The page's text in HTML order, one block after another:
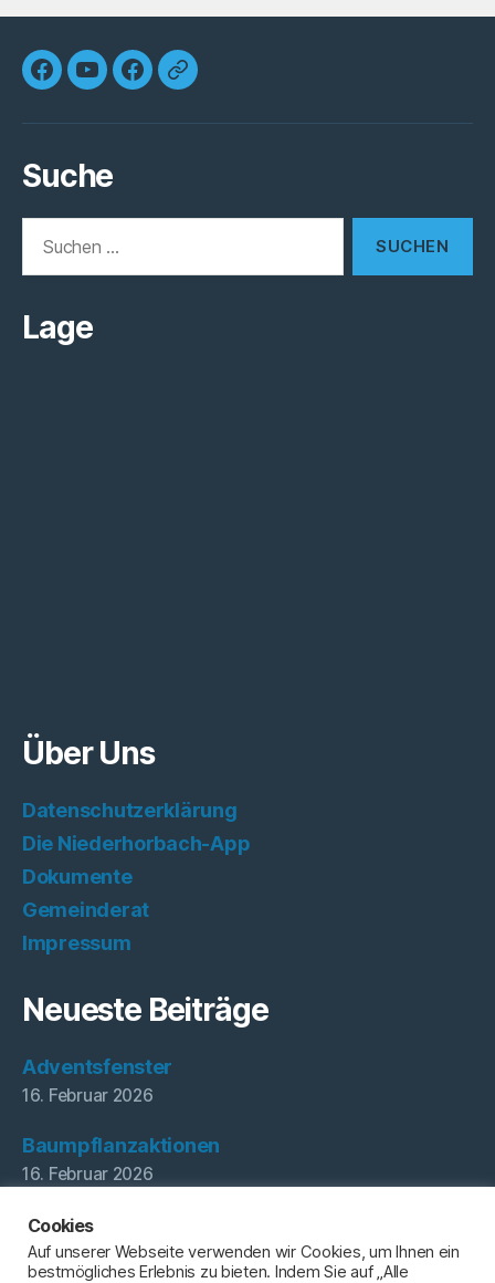
Horbacher
Die
Die
Unsere
Suche
nach:
Lage
Über Uns
Datenschutzerklärung
Die Niederhorbach-App
Dokumente
Gemeinderat
Impressum
Neueste Beiträge
Adventsfenster
16. Februar 2026
Baumpflanzaktionen
16. Februar 2026
Gemeinschaftsaktionen
16. Februar 2026
Cookies
Auf unserer Webseite verwenden wir Cookies, um Ihnen ein
bestmögliches Erlebnis zu bieten. Indem Sie auf „Alle